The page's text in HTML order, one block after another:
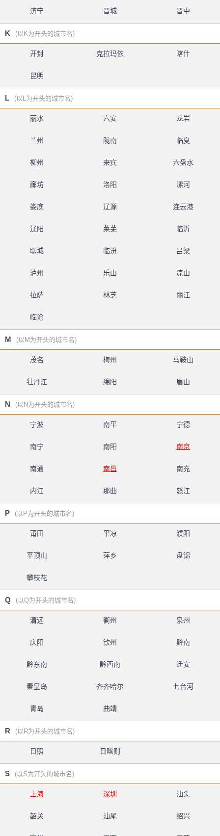
济宁 晋城 晋中
K (以K为开头的城市名)
开封 克拉玛依 喀什
昆明
L (以L为开头的城市名)
丽水 六安 龙岩
兰州 陇南 临夏
柳州 来宾 六盘水
廊坊 洛阳 漯河
娄底 辽源 连云港
辽阳 莱芜 临沂
聊城 临汾 吕梁
泸州 乐山 凉山
拉萨 林芝 丽江
临沧
M (以M为开头的城市名)
茂名 梅州 马鞍山
牡丹江 绵阳 眉山
N (以N为开头的城市名)
宁波 南平 宁德
南宁 南阳 南京
南通 南昌 南充
内江 那曲 怒江
P (以P为开头的城市名)
莆田 平凉 濮阳
平顶山 萍乡 盘锦
攀枝花
Q (以Q为开头的城市名)
清远 衢州 泉州
庆阳 钦州 黔南
黔东南 黔西南 迁安
秦皇岛 齐齐哈尔 七台河
青岛 曲靖
R (以R为开头的城市名)
日照 日喀则
S (以S为开头的城市名)
上海 深圳 汕头
韶关 汕尾 绍兴